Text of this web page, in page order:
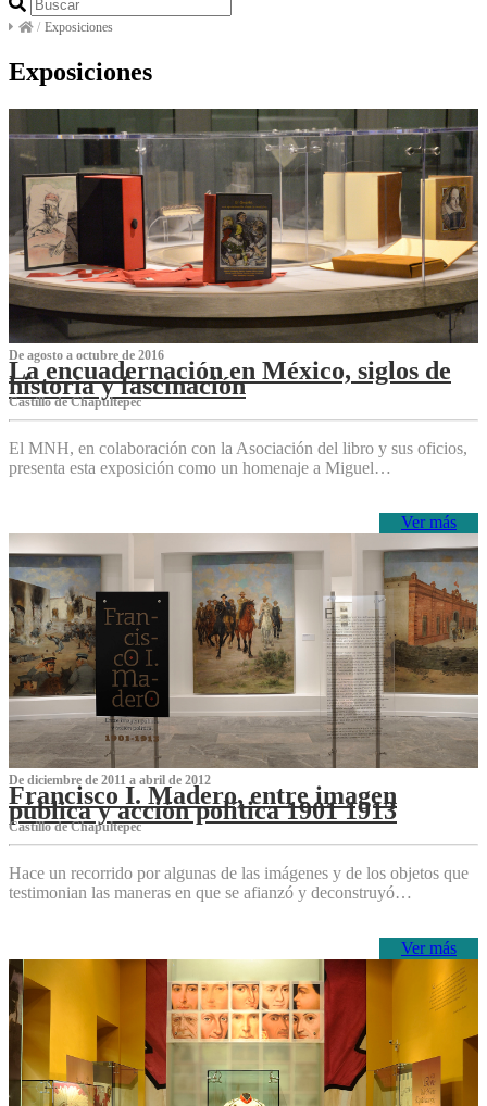
/ Exposiciones
Exposiciones
De agosto a octubre de 2016
La encuadernación en México, siglos de
historia y fascinación
Castillo de Chapultepec
El MNH, en colaboración con la Asociación del libro y sus oficios,
presenta esta exposición como un homenaje a Miguel…
Ver más
De diciembre de 2011 a abril de 2012
Francisco I. Madero, entre imagen
pública y acción política 1901 1913
Castillo de Chapultepec
Hace un recorrido por algunas de las imágenes y de los objetos que
testimonian las maneras en que se afianzó y deconstruyó…
Ver más